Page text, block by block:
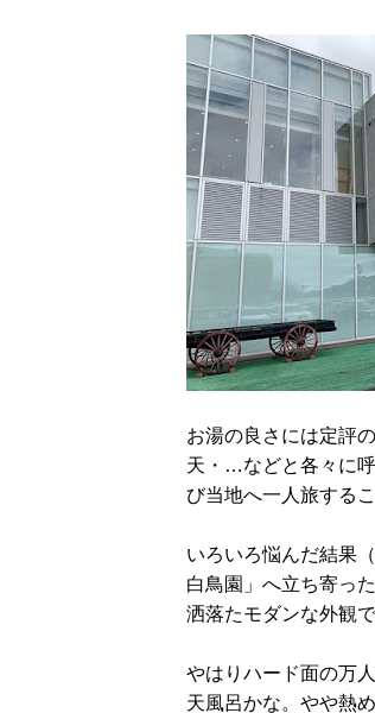
お湯の良さには定評
天・…などと各々に
び当地へ一人旅する
いろいろ悩んだ結果
白鳥園」へ立ち寄っ
洒落たモダンな外観
やはりハード面の万
天風呂かな。やや熱